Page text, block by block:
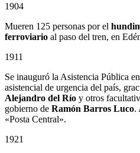
1904
Mueren 125 personas por el
ferroviario al paso del tren, en
1911
Se inauguró la Asistencia Pública
asistencial de urgencia del país,
Alejandro del Río y otros
gobierno de Ramón Barros Luco.
«Posta Central».
1921